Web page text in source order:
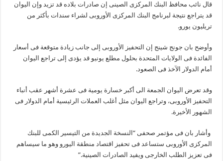
قال نائب محافظ البنك المركزى الصينى إن صادرات بلاده قد تزيد وإن اليوان
قد يتراجع نتيجة لبرنامج البنك المركزى الأوروبى لشراء سندات بأكثر من
تريليون يورو.
وأوضح بان جونج شينج إن التحفيز الأوروبى إلى جانب زيادة متوقعة فى أسعار
الفائدة فى الولايات المتحدة بحلول مطلع يونيو قد يؤدى إلى تراجع اليوان
أمام الدولار الآخذ فى الصعود.
وقد تعرض اليوان الجمعة الى أكبر خسارة يومية فى عشرة أشهر عقب أنباء
التحفيز الأوروبى، وتراجع اليوان مثل أغلب العملات الرئيسية أمام الدولار فى
الشهور الأخيرة.
وأشار بان فى مؤتمر صحفى “النسخة الجديدة من التيسير الكمى للبنك
المركزى الأوروبى ستساعد فى تحفيز اقتصاد منطقة اليورو وهو ما سيساهم
فى تعزيز الطلب الخارجى ويفيد الصادرات الصينية.”